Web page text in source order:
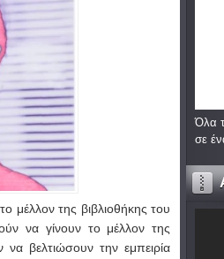
της βιβλιοθήκης του
να γίνουν το μέλλον της
βελτιώσουν την εμπειρία
Όλα
σε